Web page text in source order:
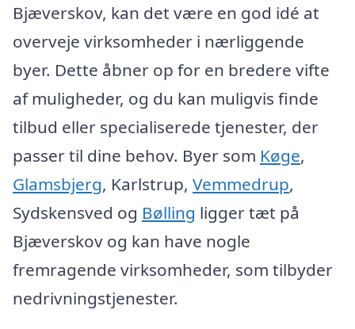
Bjæverskov, kan det være en god idé at
overveje virksomheder i nærliggende
byer. Dette åbner op for en bredere vifte
af muligheder, og du kan muligvis finde
tilbud eller specialiserede tjenester, der
passer til dine behov. Byer som Køge,
Glamsbjerg, Karlstrup, Vemmedrup,
Sydskensved og Bølling ligger tæt på
Bjæverskov og kan have nogle
fremragende virksomheder, som tilbyder
nedrivningstjenester.